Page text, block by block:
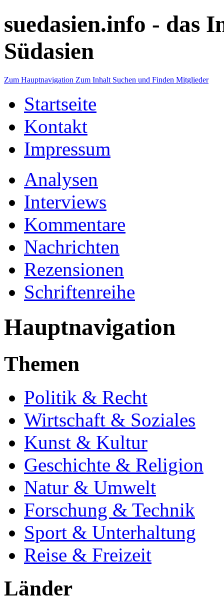
suedasien.info - das
Südasien
Zum Hauptnavigation Zum Inhalt Suchen und Finden Mitglieder
Startseite
Kontakt
Impressum
Analysen
Interviews
Kommentare
Nachrichten
Rezensionen
Schriftenreihe
Hauptnavigation
Themen
Politik & Recht
Wirtschaft & Soziales
Kunst & Kultur
Geschichte & Religion
Natur & Umwelt
Forschung & Technik
Sport & Unterhaltung
Reise & Freizeit
Länder